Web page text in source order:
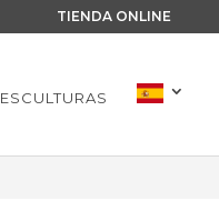
TIENDA ONLINE
ESCULTURAS